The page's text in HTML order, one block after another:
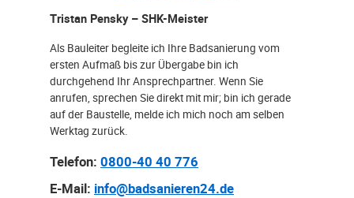
Tristan Pensky – SHK-Meister
Als Bauleiter begleite ich Ihre Badsanierung vom
ersten Aufmaß bis zur Übergabe bin ich
durchgehend Ihr Ansprechpartner. Wenn Sie
anrufen, sprechen Sie direkt mit mir; bin ich gerade
auf der Baustelle, melde ich mich noch am selben
Werktag zurück.
Telefon: 0800-40 40 776
E-Mail: info@badsanieren24.de